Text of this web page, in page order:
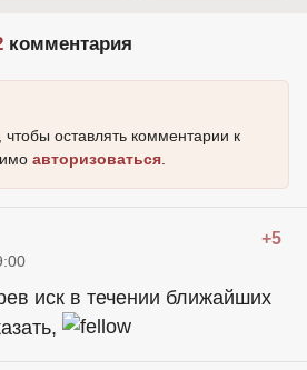
комментария
оставлять комментарии к
авторизоваться
+5
иск в течении ближайших